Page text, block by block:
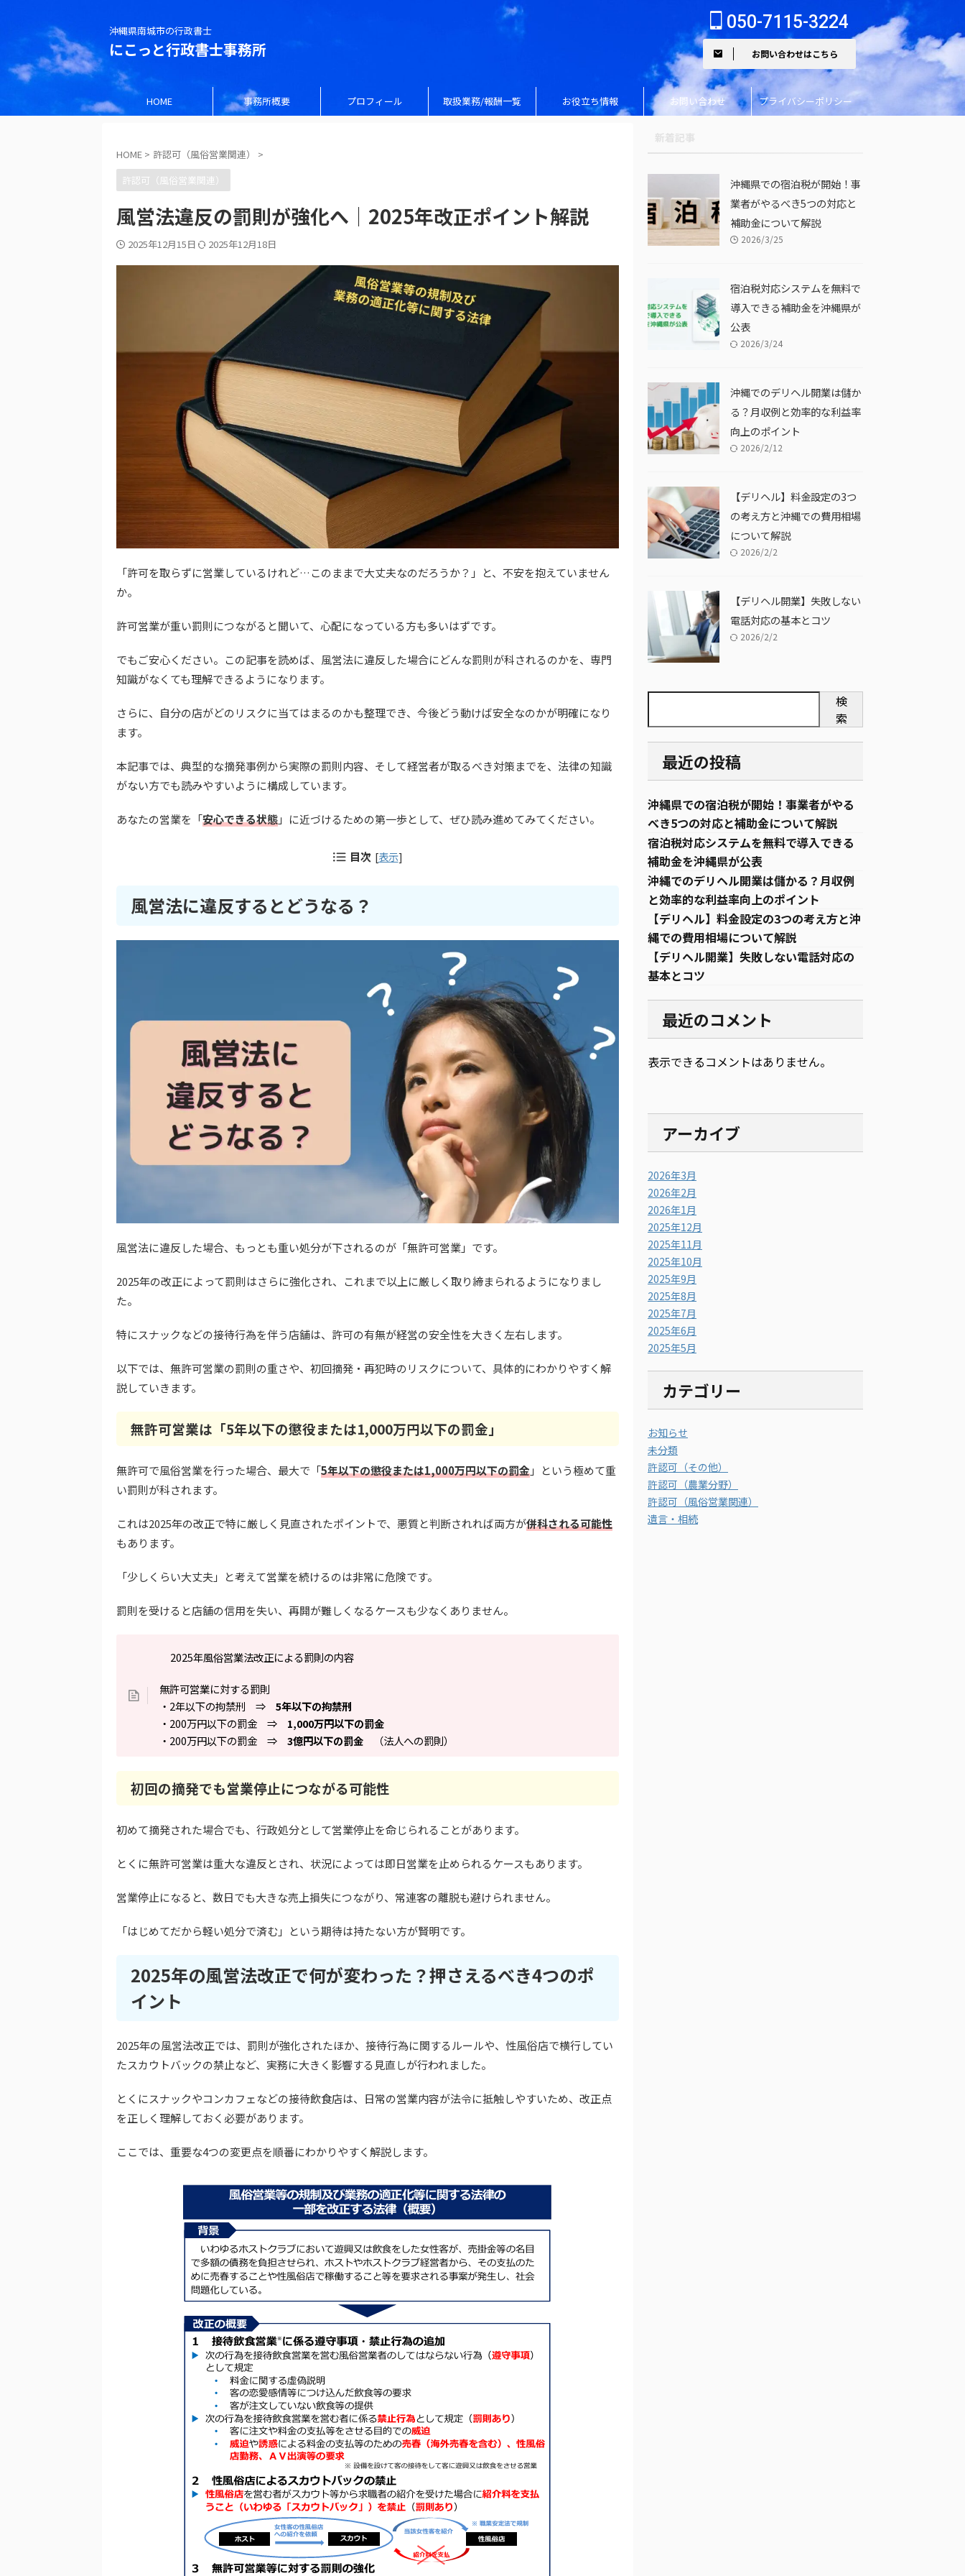
沖縄県南城市の行政書士
にこっと行政書士事務所
050-7115-3224
お問い合わせはこちら
HOME 事務所概要 プロフィール 取扱業務/報酬一覧 お役立ち情報 お問い合わせ プライバシーポリシー
HOME > 許認可（風俗営業関連）
>
許認可（風俗営業関連）
風営法違反の罰則が強化へ｜2025年改正ポイント解説
2025年12月15日 2025年12月18日
「許可を取らずに営業しているけれど…このままで大丈夫なのだろうか？」と、不安を抱えていません
か。
許可営業が重い罰則につながると聞いて、心配になっている方も多いはずです。
でもご安心ください。この記事を読めば、風営法に違反した場合にどんな罰則が科されるのかを、専門
知識がなくても理解できるようになります。
さらに、自分の店がどのリスクに当てはまるのかも整理でき、今後どう動けば安全なのかが明確になり
ます。
本記事では、典型的な摘発事例から実際の罰則内容、そして経営者が取るべき対策までを、法律の知識
がない方でも読みやすいように構成しています。
あなたの営業を「安心できる状態」に近づけるための第一歩として、ぜひ読み進めてみてください。
目次 [表示]
風営法に違反するとどうなる？
風営法に違反した場合、もっとも重い処分が下されるのが「無許可営業」です。
2025年の改正によって罰則はさらに強化され、これまで以上に厳しく取り締まられるようになりまし
た。
特にスナックなどの接待行為を伴う店舗は、許可の有無が経営の安全性を大きく左右します。
以下では、無許可営業の罰則の重さや、初回摘発・再犯時のリスクについて、具体的にわかりやすく解
説していきます。
無許可営業は「5年以下の懲役または1,000万円以下の罰金」
無許可で風俗営業を行った場合、最大で「5年以下の懲役または1,000万円以下の罰金」という極めて重
い罰則が科されます。
これは2025年の改正で特に厳しく見直されたポイントで、悪質と判断されれば両方が併科される可能性
もあります。
「少しくらい大丈夫」と考えて営業を続けるのは非常に危険です。
罰則を受けると店舗の信用を失い、再開が難しくなるケースも少なくありません。
2025年風俗営業法改正による罰則の内容
無許可営業に対する罰則
・2年以下の拘禁刑 ⇒5年以下の拘禁刑
・200万円以下の罰金 ⇒ 1,000万円以下の罰金
・200万円以下の罰金 ⇒3億円以下の罰金 （法人への罰則）
初回の摘発でも営業停止につながる可能性
初めて摘発された場合でも、行政処分として営業停止を命じられることがあります。
とくに無許可営業は重大な違反とされ、状況によっては即日営業を止められるケースもあります。
営業停止になると、数日でも大きな売上損失につながり、常連客の離脱も避けられません。
「はじめてだから軽い処分で済む」という期待は持たない方が賢明です。
2025年の風営法改正で何が変わった？押さえるべき4つのポ
イント
2025年の風営法改正では、罰則が強化されたほか、接待行為に関するルールや、性風俗店で横行してい
たスカウトバックの禁止など、実務に大きく影響する見直しが行われました。
とくにスナックやコンカフェなどの接待飲食店は、日常の営業内容が法令に抵触しやすいため、改正点
を正しく理解しておく必要があります。
ここでは、重要な4つの変更点を順番にわかりやすく解説します。
沖縄県での宿泊税が開始！事
業者がやるべき5つの対応と
補助金について解説
2026/3/25
宿泊税対応システムを無料で
導入できる補助金を沖縄県が
公表
2026/3/24
沖縄でのデリヘル開業は儲か
る？月収例と効率的な利益率
向上のポイント
2026/2/12
【デリヘル】料金設定の3つ
の考え方と沖縄での費用相場
について解説
2026/2/2
【デリヘル開業】失敗しない
電話対応の基本とコツ
2026/2/2
検
索
最近の投稿
沖縄県での宿泊税が開始！事業者がやる
べき5つの対応と補助金について解説
宿泊税対応システムを無料で導入できる
補助金を沖縄県が公表
沖縄でのデリヘル開業は儲かる？月収例
と効率的な利益率向上のポイント
【デリヘル】料金設定の3つの考え方と沖
縄での費用相場について解説
【デリヘル開業】失敗しない電話対応の
基本とコツ
最近のコメント
表示できるコメントはありません。
アーカイブ
2026年3月
2026年2月
2026年1月
2025年12月
2025年11月
2025年10月
2025年9月
2025年8月
2025年7月
2025年6月
2025年5月
カテゴリー
お知らせ
未分類
許認可（その他）
許認可（農業分野）
許認可（風俗営業関連）
遺言・相続